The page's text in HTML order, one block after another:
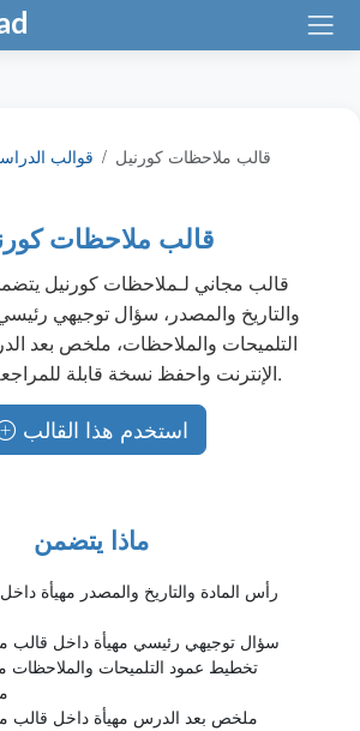
قوالب قالب ملاحظات كورنيل
قالب ملاحظات
قالب مجاني لـملاحظات كورنيل
والتاريخ والمصدر، سؤال توجيهي
التلميحات والملاحظات، ملخص بعد
الإنترنت واحفظ نسخة قابلة للمراجعة والمشاركة.
استخدم هذا القالب
ماذا يتضمن
رأس المادة والتاريخ والمصدر مهيأة
سؤال توجيهي رئيسي مهيأة داخل قالب
تخطيط عمود التلميحات والملاحظات
ملخص بعد الدرس مهيأة داخل قالب